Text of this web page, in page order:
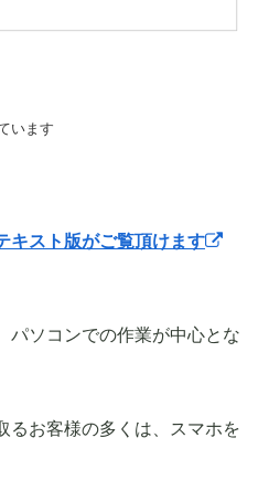
います
キスト版がご覧頂けます
パソコンでの作業が中心とな
るお客様の多くは、スマホを